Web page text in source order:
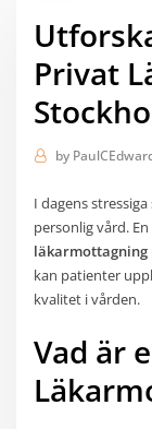
Privat
by
I dagens
personlig vård.
läkarmottagning
kan patienter
kvalitet i vården.
Vad är